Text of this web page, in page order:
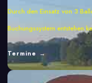
Durch den Einsatz von 3
Buchungssystem entstehen
Termine →